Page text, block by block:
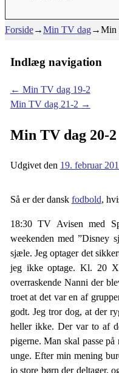
Forside→Min TV dag→Min
Indlæg navigation
← Min TV dag 19-2
Min TV dag 21-2 →
Min TV dag 20-2
Udgivet den 19. februar
Så er der dansk fodbold,
18:30 TV Avisen med
weekenden med ”Disney
sjæle. Jeg optager det
jeg ikke optage. Kl. 20
overraskende Nanni der
troet at det var en af
godt. Jeg tror dog, at der
heller ikke. Der var to af
pigerne. Man skal passe
unge. Efter min mening
jo store børn der deltager,